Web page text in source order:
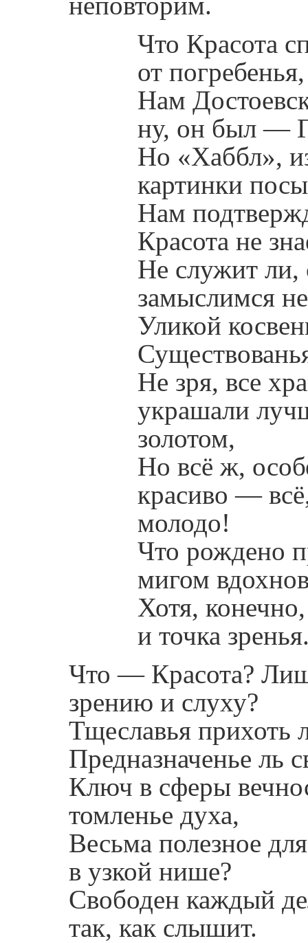
Что Красота
от
Нам
ну, он был —
Но «Хаббл»,
картинки
Нам
Красота не
Не служит
замыслимся
Уликой
Не зря, все
украшали
золотом,
Но всё ж,
красиво —
молодо!
Что рождено
мигом
Хотя,
и точка
Что — Красота?
зрению и слуху?
Тщеславья прихоть
Предназначенье ль
Ключ в сферы
томленье духа,
Весьма полезное
в узкой нише?
Свободен каждый
так, как слышит.